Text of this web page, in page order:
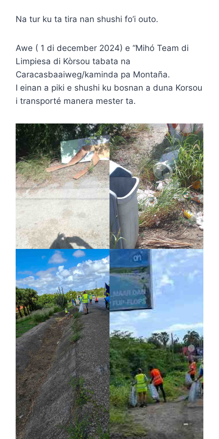
Na tur ku ta tira nan shushi fo’i outo.
Awe ( 1 di december 2024) e “Mihó Team di
Limpiesa di Kòrsou tabata na
Caracasbaaiweg/kaminda pa Montaña.
I einan a piki e shushi ku bosnan a duna Korsou
i transporté manera mester ta.